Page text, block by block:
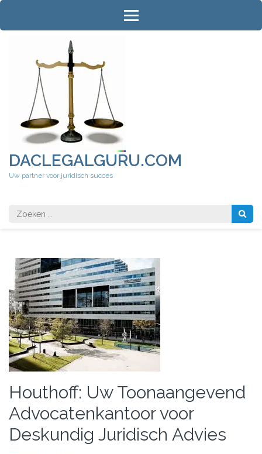
Ga
inhoud
DACLEGALGURU.COM
Uw partner voor juridisch succes
Zoeken
naar:
Houthoff: Uw Toonaangevend
Advocatenkantoor voor
Deskundig Juridisch Advies